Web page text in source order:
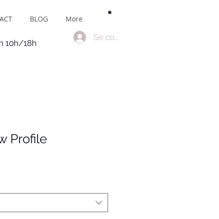
BLOG More
10h/18h
Se connecter
Profile